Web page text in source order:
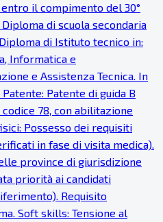
il compimento del 30°
di scuola secondaria
di Istituto tecnico in:
Informatica e
e Assistenza Tecnica. In
Patente di guida B
78, con abilitazione
Possesso dei requisiti
in fase di visita medica).
province di giurisdizione
priorità ai candidati
Requisito
Soft skills: Tensione al